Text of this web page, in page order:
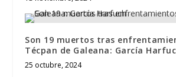
Son 19 muertos tras
Técpan de Galeana: García
25 octubre, 2024